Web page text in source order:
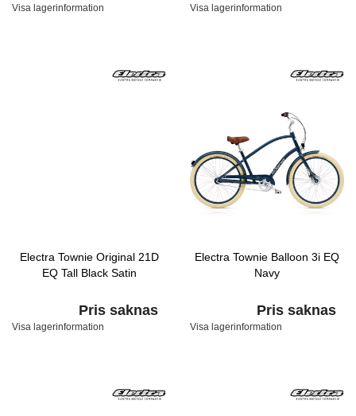
Visa lagerinformation Visa lagerinformation
Electra Townie Original 21D
EQ Tall Black Satin
Pris saknas
Visa lagerinformation
Electra Townie Balloon 3i EQ
Navy
Pris saknas
Visa lagerinformation